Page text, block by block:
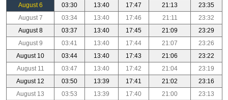
August 6
03:30 13:40 17:47 21:13
23:35
August 7
03:34 13:40 17:46 21:11
23:32
August 8
03:37 13:40 17:45 21:09
23:29
August 9
03:41 13:40 17:44 21:07
23:26
August 10
03:44 13:40 17:43 21:06
23:22
August 11
03:47 13:40 17:42 21:04
23:19
August 12
03:50 13:39 17:41 21:02
23:16
August 13
03:53 13:39 17:40 21:00
23:13